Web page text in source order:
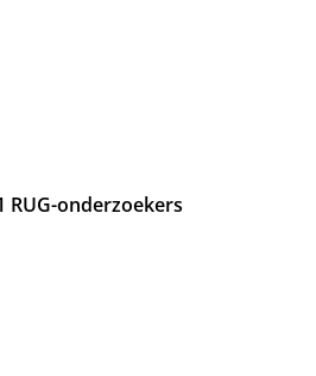
RUG-onderzoekers